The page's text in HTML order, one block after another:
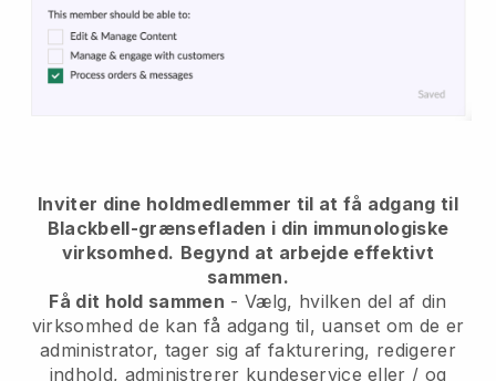
Inviter dine holdmedlemmer til at få adgang til
Blackbell-grænsefladen i din immunologiske
virksomhed. Begynd at arbejde effektivt
sammen.
Få dit hold sammen - Vælg, hvilken del af din
virksomhed de kan få adgang til, uanset om de er
administrator, tager sig af fakturering, redigerer
indhold, administrerer kundeservice eller / og